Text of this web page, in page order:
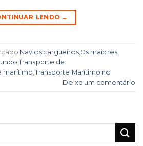
LENDO →
Navios cargueiros Os maiores
Transporte de
marítimo Transporte Marítimo no
Deixe um comentário